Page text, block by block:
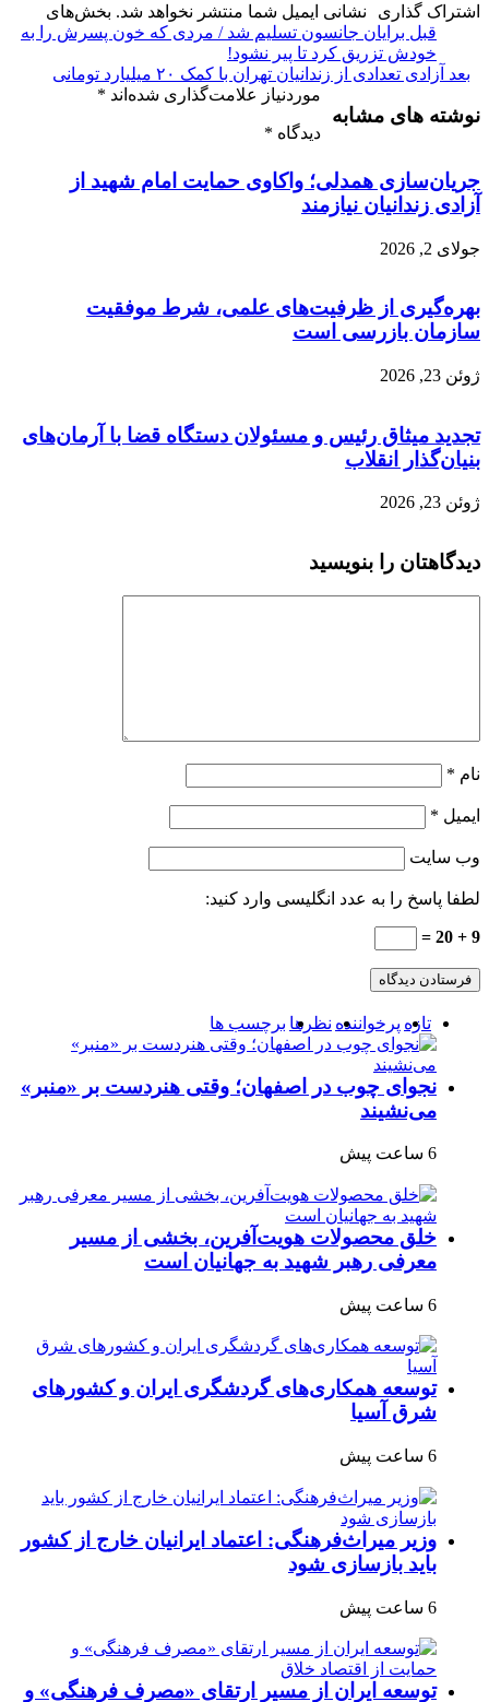
اشتراک گذاری
قبل برایان جانسون تسلیم شد / مردی که خون پسرش را به
خودش تزریق کرد تا پیر نشود!
بعد آزادی تعدادی از زندانیان تهران با کمک ۲۰ میلیارد تومانی
نوشته های مشابه
جریان‌سازی همدلی؛ واکاوی حمایت‌ امام شهید از
آزادی زندانیان نیازمند
جولای 2, 2026
بهره‌گیری از ظرفیت‌های علمی، شرط موفقیت
سازمان بازرسی است
ژوئن 23, 2026
تجدید میثاق رئیس و مسئولان دستگاه قضا با آرمان‌های
بنیان‌گذار انقلاب
ژوئن 23, 2026
دیدگاهتان را بنویسید
نشانی ایمیل شما منتشر نخواهد شد. بخش‌های
موردنیاز علامت‌گذاری شده‌اند *
دیدگاه *
نام *
ایمیل *
وب‌ سایت
لطفا پاسخ را به عدد انگلیسی وارد کنید:
9 + 20 =
تازه پرخواننده نظرها برچسب ها
نجوای چوب در اصفهان؛ وقتی هنردست بر «منبر»
می‌نشیند
6 ساعت پیش
خلق محصولات هویت‌آفرین، بخشی از مسیر
معرفی رهبر شهید به جهانیان است
6 ساعت پیش
توسعه همکاری‌های گردشگری ایران و کشورهای
شرق آسیا
6 ساعت پیش
وزیر میراث‌فرهنگی: اعتماد ایرانیان خارج از کشور
باید بازسازی شود
6 ساعت پیش
توسعه ایران از مسیر ارتقای «مصرف فرهنگی» و